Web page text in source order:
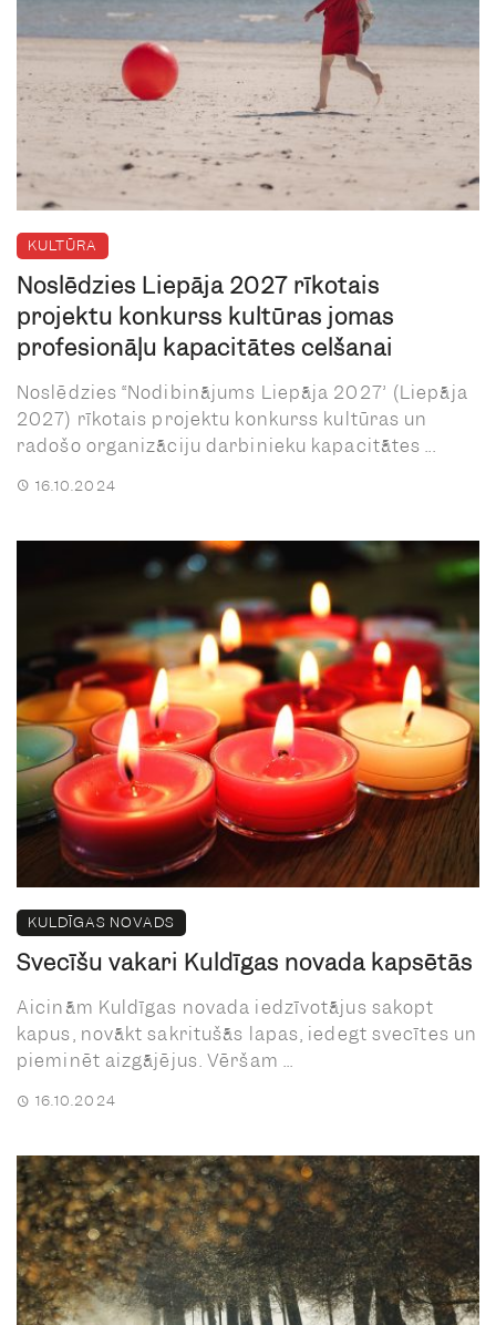
KULTŪRA
Noslēdzies Liepāja 2027 rīkotais
projektu konkurss kultūras jomas
profesionāļu kapacitātes celšanai
Noslēdzies “Nodibinājums Liepāja 2027” (Liepāja
2027) rīkotais projektu konkurss kultūras un
radošo organizāciju darbinieku kapacitātes ...
16.10.2024
KULDĪGAS NOVADS
Svecīšu vakari Kuldīgas novada kapsētās
Aicinām Kuldīgas novada iedzīvotājus sakopt
kapus, novākt sakritušās lapas, iedegt svecītes un
pieminēt aizgājējus. Vēršam ...
16.10.2024